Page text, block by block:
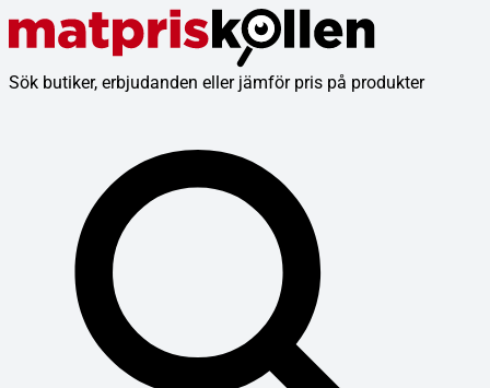
Sök butiker, erbjudanden eller jämför pris på produkter